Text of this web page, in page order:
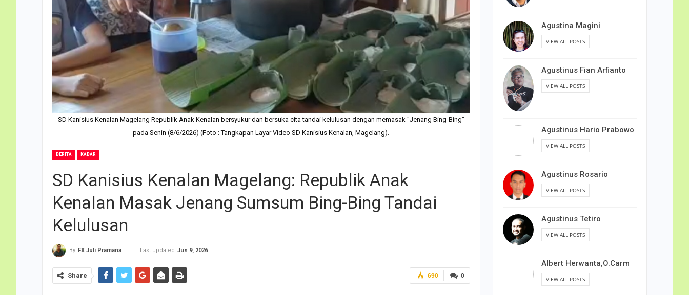
SD Kanisius Kenalan Magelang Republik Anak Kenalan bersyukur dan bersuka cita tandai kelulusan dengan memasak "Jenang Bing-Bing"
pada Senin (8/6/2026) (Foto : Tangkapan Layar Video SD Kanisius Kenalan, Magelang).
BERITA KABAR
SD Kanisius Kenalan Magelang: Republik Anak
Kenalan Masak Jenang Sumsum Bing-Bing Tandai
Kelulusan
By FX Juli Pramana Last updated Jun 9, 2026
0
690
Share
Agustina Magini
VIEW ALL POSTS
Agustinus Fian Arfianto
VIEW ALL POSTS
Agustinus Hario Prabowo
VIEW ALL POSTS
Agustinus Rosario
VIEW ALL POSTS
Agustinus Tetiro
VIEW ALL POSTS
Albert Herwanta,O.Carm
VIEW ALL POSTS